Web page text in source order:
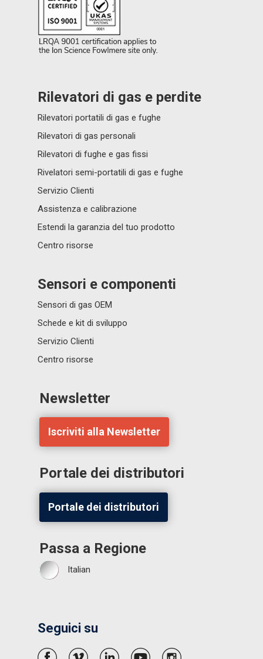
Rilevatori di gas e perdite
Rilevatori portatili di gas e fughe
Rilevatori di gas personali
Rilevatori di fughe e gas fissi
Rivelatori semi-portatili di gas e fughe
Servizio Clienti
Assistenza e calibrazione
Estendi la garanzia del tuo prodotto
Centro risorse
Sensori e componenti
Sensori di gas OEM
Schede e kit di sviluppo
Servizio Clienti
Centro risorse
Newsletter
Iscriviti alla Newsletter
Portale dei distributori
Portale dei distributori
Passa a Regione
Italian
Seguici su